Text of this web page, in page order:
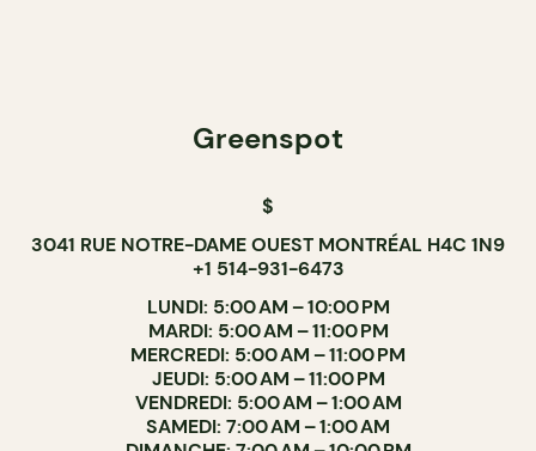
Greenspot
$
3041 RUE NOTRE-DAME OUEST MONTRÉAL H4C 1N9
+1 514-931-6473
LUNDI: 5:00 AM – 10:00 PM
MARDI: 5:00 AM – 11:00 PM
MERCREDI: 5:00 AM – 11:00 PM
JEUDI: 5:00 AM – 11:00 PM
VENDREDI: 5:00 AM – 1:00 AM
SAMEDI: 7:00 AM – 1:00 AM